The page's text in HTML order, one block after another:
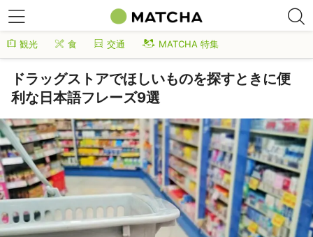
観光 食 交通 MATCHA 特集
ドラッグストアでほしいものを探すときに便
利な日本語フレーズ9選